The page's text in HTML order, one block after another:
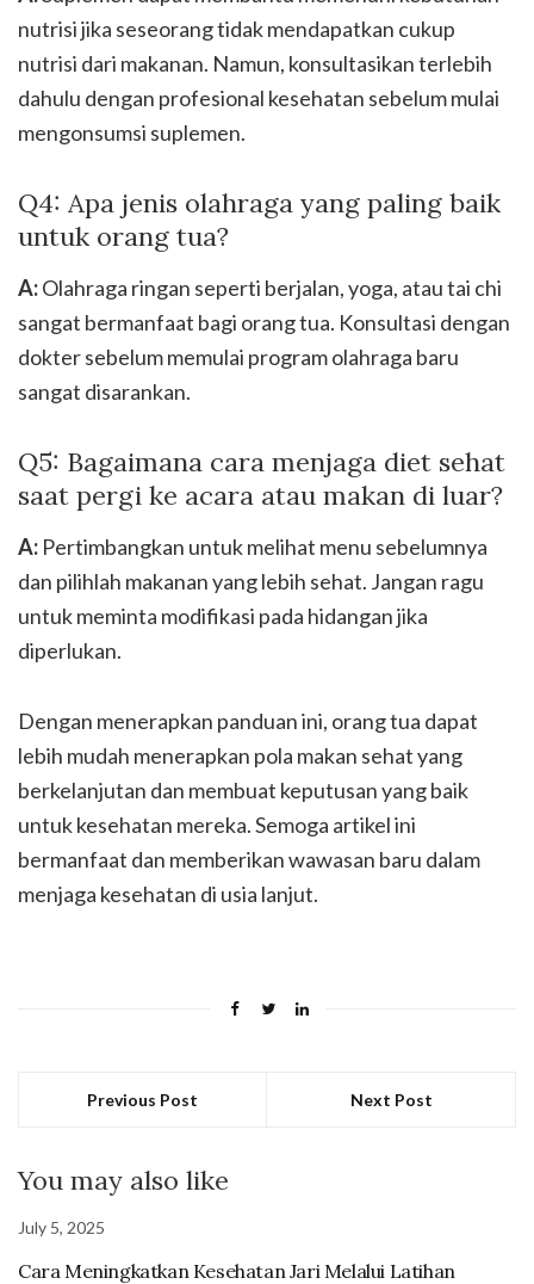
nutrisi jika seseorang tidak mendapatkan cukup
nutrisi dari makanan. Namun, konsultasikan terlebih
dahulu dengan profesional kesehatan sebelum mulai
mengonsumsi suplemen.
Q4: Apa jenis olahraga yang paling baik
untuk orang tua?
A:Olahraga ringan seperti berjalan, yoga, atau tai chi
sangat bermanfaat bagi orang tua. Konsultasi dengan
dokter sebelum memulai program olahraga baru
sangat disarankan.
Q5: Bagaimana cara menjaga diet sehat
saat pergi ke acara atau makan di luar?
A: Pertimbangkan untuk melihat menu sebelumnya
dan pilihlah makanan yang lebih sehat. Jangan ragu
untuk meminta modifikasi pada hidangan jika
diperlukan.
Dengan menerapkan panduan ini, orang tua dapat
lebih mudah menerapkan pola makan sehat yang
berkelanjutan dan membuat keputusan yang baik
untuk kesehatan mereka. Semoga artikel ini
bermanfaat dan memberikan wawasan baru dalam
menjaga kesehatan di usia lanjut.
Previous Post Next Post
You may also like
July 5, 2025
Cara Meningkatkan Kesehatan Jari Melalui Latihan